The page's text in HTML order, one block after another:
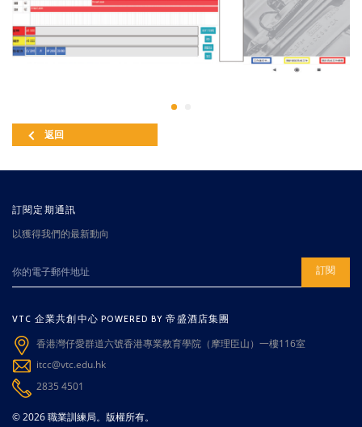
返回
訂閱定期通訊
以獲得我們的最新動向
訂閱
VTC 企業共創中心 POWERED BY 帝盛酒店集團
香港灣仔愛群道六號香港專業教育學院（摩理臣山）一樓116室
itcc@vtc.edu.hk
2835 4501
© 2026 職業訓練局。版權所有。